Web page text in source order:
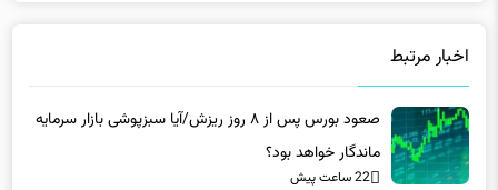
اخبار مرتبط
صعود بورس پس از ۸‌ روز ریزش/آیا سبزپوشی بازار سرمایه
ماندگار خواهد بود؟
22 ساعت پیش